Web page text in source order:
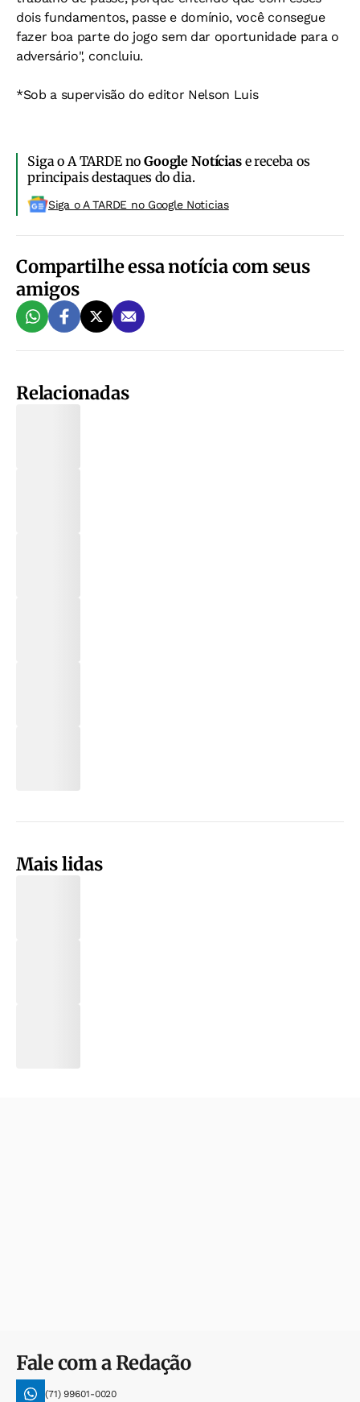
dois fundamentos, passe e domínio, você consegue
fazer boa parte do jogo sem dar oportunidade para o
adversário", concluiu.
*Sob a supervisão do editor Nelson Luis
Siga o A TARDE noGoogle Notíciase receba os
principais destaques do dia.
Siga o A TARDE no Google Noticias
Compartilhe essa notícia com seus
amigos
Relacionadas
Mais lidas
Fale com a Redação
(71) 99601-0020